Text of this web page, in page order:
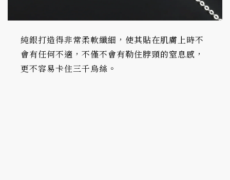
純銀打造得非常柔軟纖細，使其貼在肌膚上時不
會有任何不適，不僅不會有勒住脖頸的窒息感，
更不容易卡住三千烏絲。